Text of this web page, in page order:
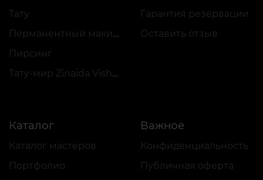
Тату
Перманентный макияж
Пирсинг
Тату-мир Zinaida Vishenka
Гарантия резервации
Оставить отзыв
Каталог
Каталог мастеров
Портфолио
Важное
Конфиденциальность
Публичная оферта